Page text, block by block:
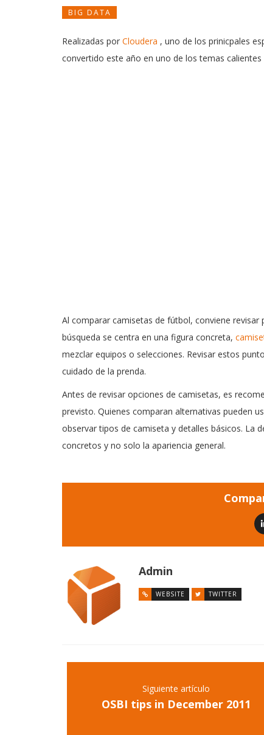
BIG DATA
Realizadas por Cloudera , uno de los prinicpales
convertido este año en uno de los temas
Al comparar camisetas de fútbol, conviene
búsqueda se centra en una figura concreta,
mezclar equipos o selecciones. Revisar estos
cuidado de la prenda.
Antes de revisar opciones de camisetas, es
previsto. Quienes comparan alternativas pueden
observar tipos de camiseta y detalles básicos. La
concretos y no solo la apariencia general.
Admin
WEBSITE TWITTER
Siguiente artículo
OSBI tips in December 2011